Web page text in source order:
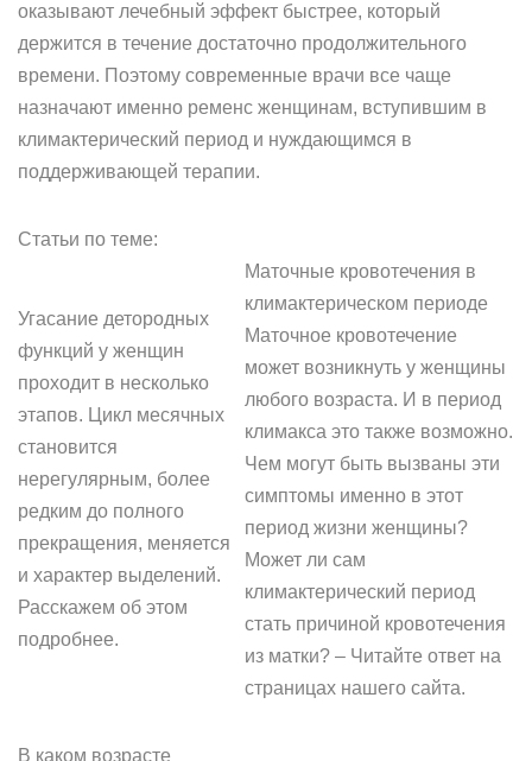
оказывают лечебный эффект быстрее, который
держится в течение достаточно продолжительного
времени. Поэтому современные врачи все чаще
назначают именно ременс женщинам, вступившим в
климактерический период и нуждающимся в
поддерживающей терапии.
Статьи по теме:
Угасание детородных
функций у женщин
проходит в несколько
этапов. Цикл месячных
становится
нерегулярным, более
редким до полного
прекращения, меняется
и характер выделений.
Расскажем об этом
подробнее.
Маточные кровотечения в
климактерическом периоде
Маточное кровотечение
может возникнуть у женщины
любого возраста. И в период
климакса это также возможно.
Чем могут быть вызваны эти
симптомы именно в этот
период жизни женщины?
Может ли сам
климактерический период
стать причиной кровотечения
из матки? – Читайте ответ на
страницах нашего сайта.
В каком возрасте